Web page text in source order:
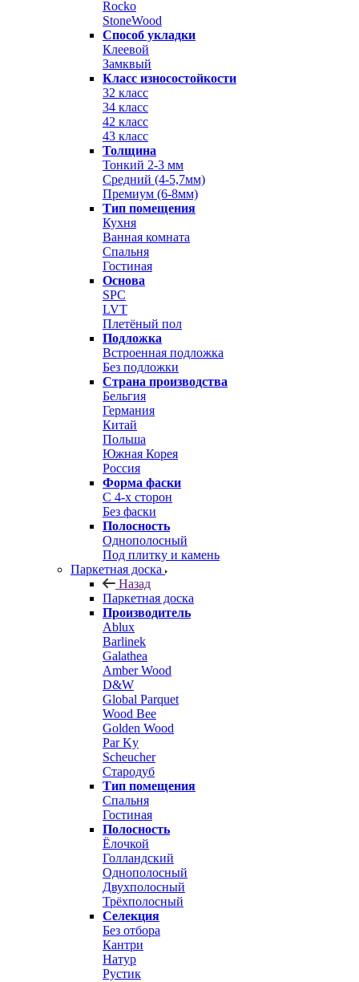
Rocko
StoneWood
Способ укладки
Клеевой
Замквый
Класс износостойкости
32 класс
34 класс
42 класс
43 класс
Толщина
Тонкий 2-3 мм
Средний (4-5,7мм)
Премиум (6-8мм)
Тип помещения
Кухня
Ванная комната
Спальня
Гостиная
Основа
SPC
LVT
Плетёный пол
Подложка
Встроенная подложка
Без подложки
Страна производства
Бельгия
Германия
Китай
Польша
Южная Корея
Россия
Форма фаски
С 4-х сторон
Без фаски
Полосность
Однополосный
Под плитку и камень
Паркетная доска
Назад
Паркетная доска
Производитель
Ablux
Barlinek
Galathea
Amber Wood
D&W
Global Parquet
Wood Bee
Golden Wood
Par Ky
Scheucher
Стародуб
Тип помещения
Спальня
Гостиная
Полосность
Ёлочкой
Голландский
Однополосный
Двухполосный
Трёхполосный
Селекция
Без отбора
Кантри
Натур
Рустик